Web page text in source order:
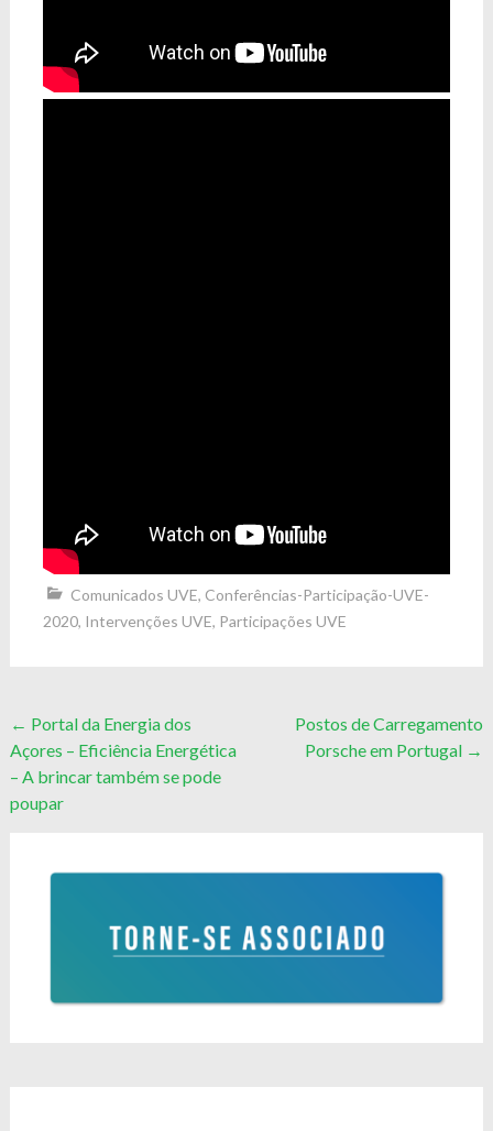
Comunicados UVE, Conferências-Participação-UVE-
2020, Intervenções UVE, Participações UVE
Post
navigation
← Portal da Energia dos
Açores – Eficiência Energética
– A brincar também se pode
poupar
Postos de Carregamento
Porsche em Portugal →